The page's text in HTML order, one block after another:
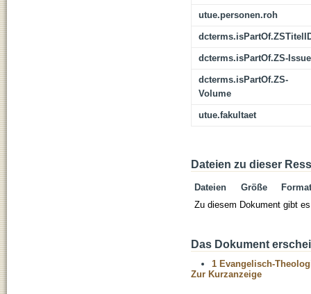
utue.personen.roh
dcterms.isPartOf.ZS-Issue
dcterms.isPartOf.ZS-
Volume
utue.fakultaet
Dateien zu dieser
Dateien Größe
Format
Zu diesem Dokument gibt
Das Dokument
1 Evangelisch-
Zur Kurzanzeige